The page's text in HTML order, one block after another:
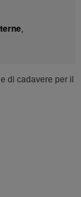
,
di cadavere per il